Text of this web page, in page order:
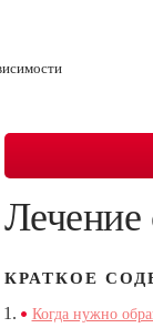
Лечение
КРАТКОЕ
Когда нужно